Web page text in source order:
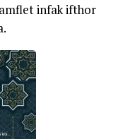
infak ifthor